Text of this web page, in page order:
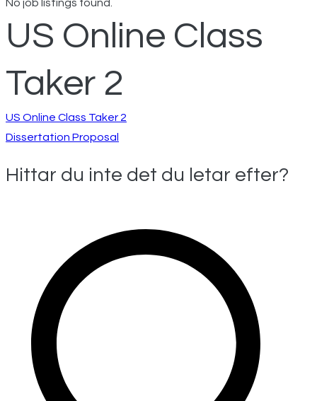
No job listings found.
US Online Class
Taker 2
US Online Class Taker 2
Dissertation Proposal
Hittar du inte det du letar efter?